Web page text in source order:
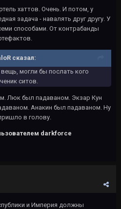
хаттов. Очень. И потом, у
задача - навалять друг другу. У
способами. От контрабанды
сказал:
могли бы послать кого
ситов.
Люк был падаваном. Экзар Кун
Анакин был падаваном. Ну
в голову.
darkforce
и Империя должны